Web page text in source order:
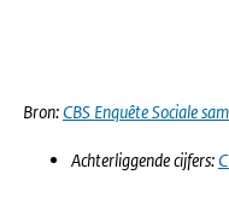
Bron: CBS Enquête Sociale
Achterliggende cijfers: